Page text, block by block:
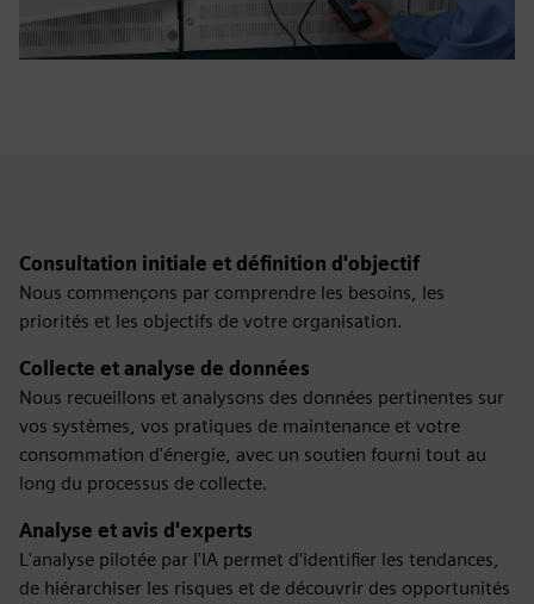
Consultation initiale et définition d'objectif
Nous commençons par comprendre les besoins, les
priorités et les objectifs de votre organisation.
Collecte et analyse de données
Nous recueillons et analysons des données pertinentes sur
vos systèmes, vos pratiques de maintenance et votre
consommation d'énergie, avec un soutien fourni tout au
long du processus de collecte.
Analyse et avis d'experts
L'analyse pilotée par l'IA permet d'identifier les tendances,
de hiérarchiser les risques et de découvrir des opportunités